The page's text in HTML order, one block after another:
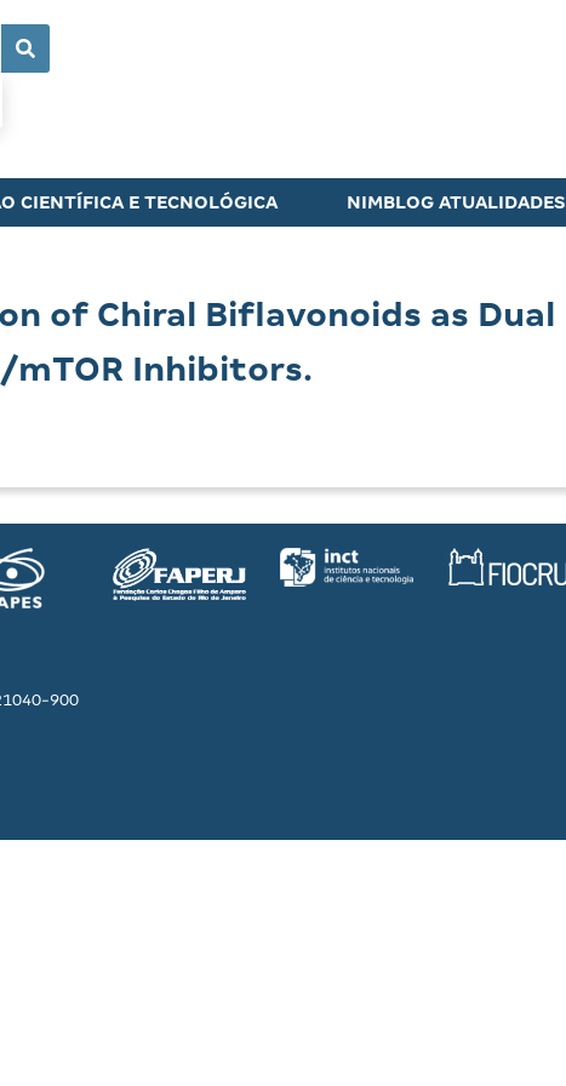
CIENTÍFICA E TECNOLÓGICA NIMBLOG ATUALIDADES
of Chiral Biflavonoids as Dual
mTOR Inhibitors.
900